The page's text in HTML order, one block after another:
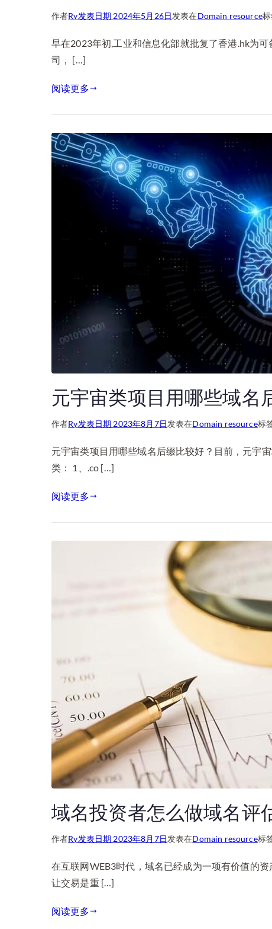
作者Ry发表日期 2024年5月26日发表在Domain resource标
早在2023年初,工业和信息化部就批复了香港.hk为
司， […]
阅读更多
元宇宙类项目用哪些域名
作者Ry发表日期 2023年8月7日发表在Domain resource标
元宇宙类项目用哪些域名后缀比较好？目前，元宇
类： 1、.co […]
阅读更多
域名投资者怎么做域名评
作者Ry发表日期 2023年8月7日发表在Domain resource标
在互联网WEB3时代，域名已经成为一项有价值的
让交易是重 […]
阅读更多